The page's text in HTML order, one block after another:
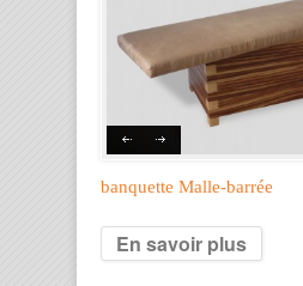
banquette Malle-barrée
En savoir plus